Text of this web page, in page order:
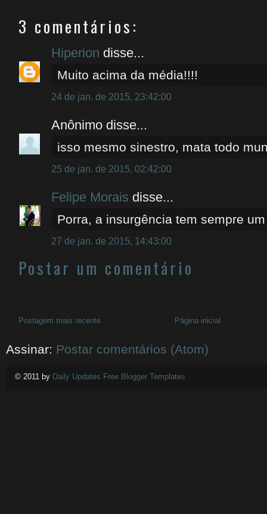
3 comentários:
Hiperion disse...
Muito acima da média!!!!
24 de jan. de 2015, 23:42:00
Anônimo disse...
isso mesmo sinestro, mata todo
25 de jan. de 2015, 02:42:00
Felipe Morais disse...
Porra, a insurgência tem sempre
27 de jan. de 2015, 14:43:00
Postar um comentário
Postagem mais recente Página inicial
Assinar: Postar comentários (Atom)
© 2011 by Daily Updates Free Blogger Templates